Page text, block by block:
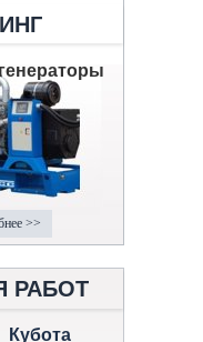
>>
РАБОТ
Кубота